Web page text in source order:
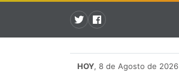
HOY, 8 de Agosto de 2026